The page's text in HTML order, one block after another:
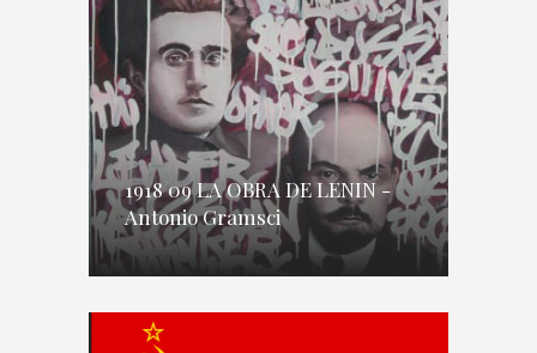
1918 09 LA OBRA DE LENIN -
Antonio Gramsci